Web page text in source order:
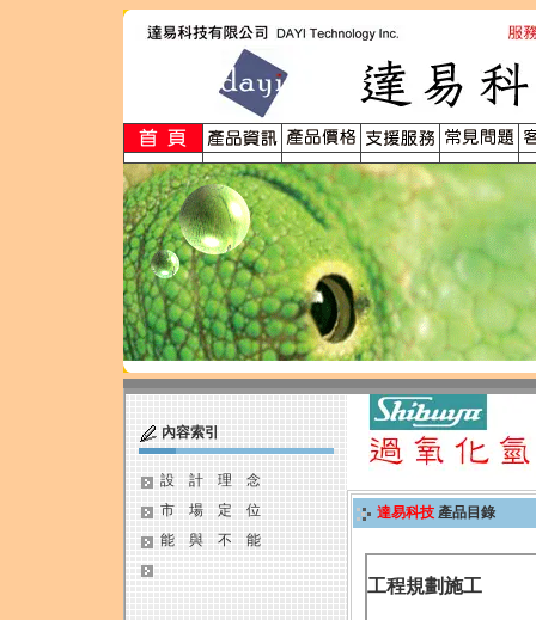
內容索引
設 計 理 念
市 場 定 位
能 與 不 能
達易科技 產品目錄
工程規劃施工